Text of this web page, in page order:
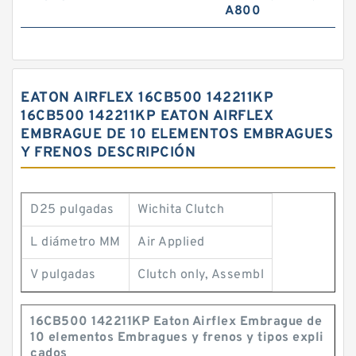
A800
EATON AIRFLEX 16CB500 142211KP
16CB500 142211KP EATON AIRFLEX
EMBRAGUE DE 10 ELEMENTOS EMBRAGUES
Y FRENOS DESCRIPCIÓN
D25 pulgadas Wichita Clutch
L diámetro MM Air Applied
V pulgadas Clutch only, Assembl
16CB500 142211KP Eaton Airflex Embrague de
10 elementos Embragues y frenos y tipos expli